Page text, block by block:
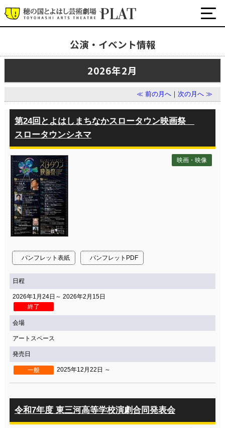
公式SNS
アクセシビリティ/
サービス
会員制度のご案内
座席表
プラットニュース
サイトマップ
公演・イベント情報
2026年2月
≪ 前の月へ ｜次の月へ ≫
第24回とよはしまちなかスロータウン映画祭
スロータウンシネマ
パンフレット表紙 パンフレットPDF
映画・映像
日程
2026年1月24日～ 2026年2月15日
終了
会場
アートスペース
発売日
一般 2025年12月22日 ～
令和7年度 東三河高等学校演劇合同発表会
最新の公演・イベント情報
演劇・ダンス・音楽など
イベント
プラットについて
チケット・座席表・鑑賞サポートなど
施設の利用について
サポート
関連団体・施設